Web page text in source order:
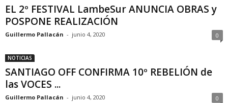
EL 2º FESTIVAL LambeSur ANUNCIA OBRAS y
POSPONE REALIZACIÓN
Guillermo Pallacán - junio 4, 2020 0
NOTICIAS
SANTIAGO OFF CONFIRMA 10º REBELIÓN de
las VOCES ...
Guillermo Pallacán - junio 4, 2020 0